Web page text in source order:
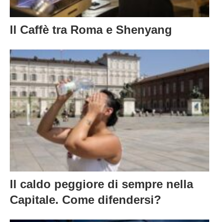
Il Caffè tra Roma e Shenyang
Il caldo peggiore di sempre nella
Capitale. Come difendersi?